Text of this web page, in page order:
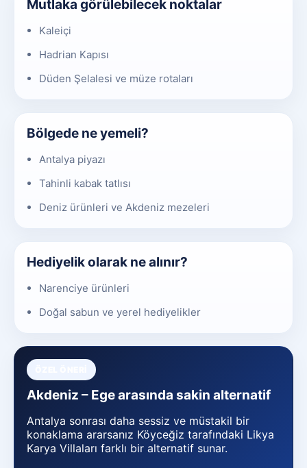
Mutlaka görülebilecek noktalar
Kaleiçi
Hadrian Kapısı
Düden Şelalesi ve müze rotaları
Bölgede ne yemeli?
Antalya piyazı
Tahinli kabak tatlısı
Deniz ürünleri ve Akdeniz mezeleri
Hediyelik olarak ne alınır?
Narenciye ürünleri
Doğal sabun ve yerel hediyelikler
Akdeniz – Ege arasında sakin alternatif
Antalya sonrası daha sessiz ve müstakil bir
konaklama ararsanız Köyceğiz tarafındaki Likya
Karya Villaları farklı bir alternatif sunar.